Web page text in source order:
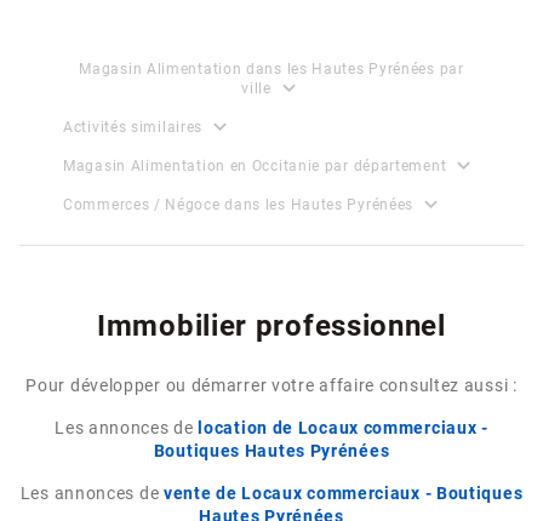
Magasin Alimentation dans les Hautes Pyrénées par
ville
expand_more
Activités similaires expand_more
Magasin Alimentation en Occitanie par département expand_more
Commerces / Négoce dans les Hautes Pyrénées expand_more
Immobilier professionnel
Pour développer ou démarrer votre affaire consultez aussi :
Les annonces de location de Locaux commerciaux -
Boutiques Hautes Pyrénées
Les annonces de vente de Locaux commerciaux - Boutiques
Hautes Pyrénées